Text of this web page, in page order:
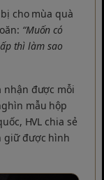
cho mùa quà
“Muốn có
thì làm sao
nhận được mỗi
mẫu hộp
HVL chia sẻ
giữ được hình